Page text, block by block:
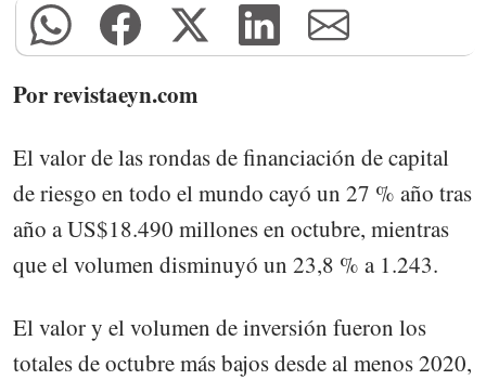
Por revistaeyn.com
El valor de las rondas de financiación de capital
de riesgo en todo el mundo cayó un 27 % año tras
año a US$18.490 millones en octubre, mientras
que el volumen disminuyó un 23,8 % a 1.243.
El valor y el volumen de inversión fueron los
totales de octubre más bajos desde al menos 2020,